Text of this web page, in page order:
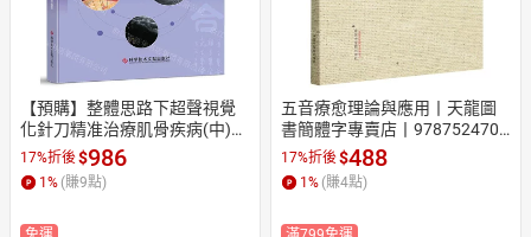
【預購】整體思路下超聲視覺
化針刀精准治療肌骨疾病(中)丨
天龍圖書簡體字專賣店丨97875
23531402 (tl2610)
17%折後$986
1% (賺9點)
五音療愈理論與應用丨天龍圖
書簡體字專賣店丨9787524700
944 (tl2608)
17%折後$488
1% (賺4點)